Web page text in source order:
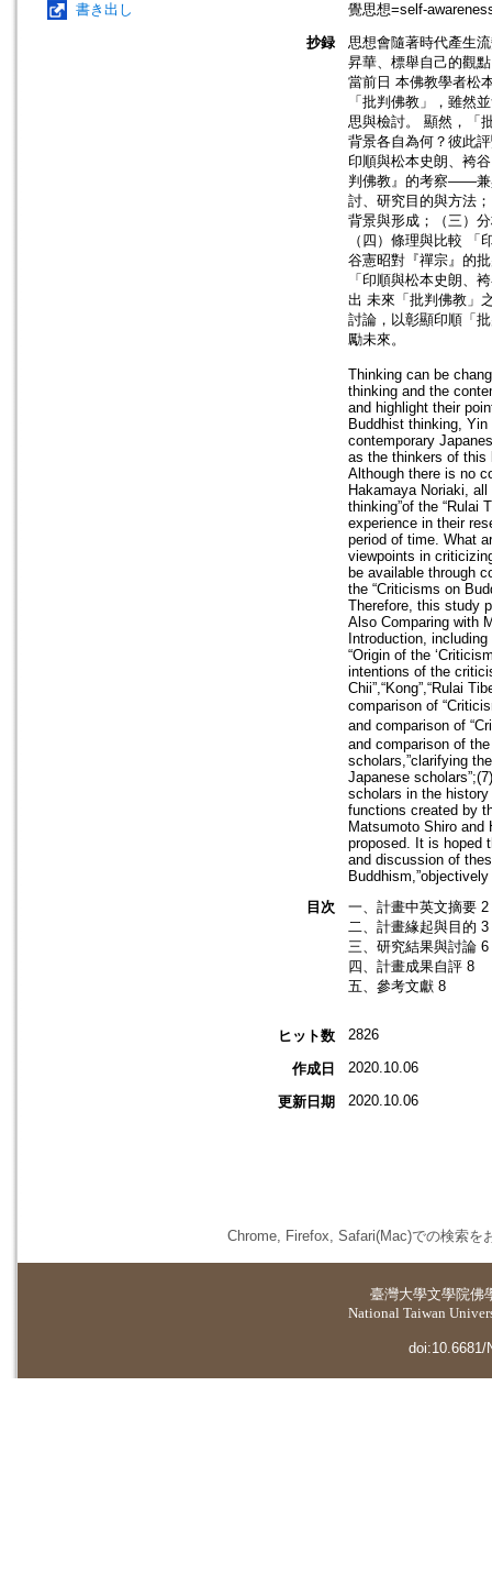
書き出し
覺思想=self-
抄録
思想會隨著時代產生
昇華、標舉自己的觀
當前日 本佛教學者松
「批判佛教」，雖然
思與檢討。 顯然，「
背景各自為何？彼此
印順與松本史朗、袴
判佛教』的考察——兼
討、研究目的與方法
背景與形成；（三）
（四）條理與比較
谷憲昭對『禪宗』的
「印順與松本史朗、
出 未來「批判佛教」
討論，以彰顯印順「
勵未來。
Thinking can be
thinking and the
and highlight their
Buddhist thinking,
contemporary
as the thinkers of this
Although there is no
Hakamaya Noriaki,
thinking”of the “Rulai
experience in their
period of time. What
viewpoints in
be available through
the “Criticisms on
Therefore, this study
Also Comparing with
Introduction,
“Origin of the
intentions of the
Chii”,“Kong”,“Rulai
comparison of
and comparison of
and comparison of
scholars,”clarifying
Japanese
scholars in the
functions created by
Matsumoto Shiro and
proposed. It is hoped
and discussion of
目次
一、計畫中英文摘要 2
二、計畫緣起與目的 3
三、研究結果與討論 6
四、計畫成果自評 8
五、參考文獻 8
ヒット数 2826
作成日 2020.10.06
更新日期 2020.10.06
Chrome, Firefox, Safari(Mac)での検索を
臺灣大學文學院佛
National Taiwan
doi:10.6681/